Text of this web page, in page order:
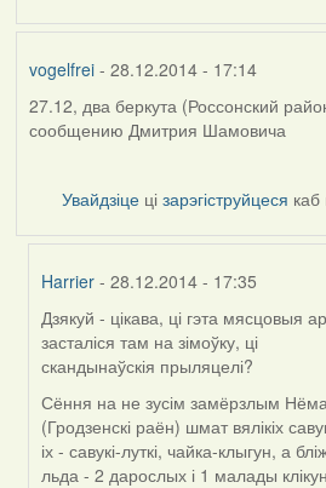
vogelfrei- 28.12.2014 - 17:14
27.12, два беркута (Россонский
сообщению Дмитрия Шамовича
Увайдзіце цізарэгіструйцеся каб
Harrier - 28.12.2014 - 17:35
In
reply
to
by
vogelfrei
Дзякуй - цікава, ці гэта мясцовыя
засталіся там на зімоўку, ці
скандынаўскія прыляцелі?
Сёння на не зусім замёрзлым
(Гродзенскі раён) шмат вялікіх
іх - савукі-луткі, чайка-клыгун, а
льда - 2 дарослых і 1 малады